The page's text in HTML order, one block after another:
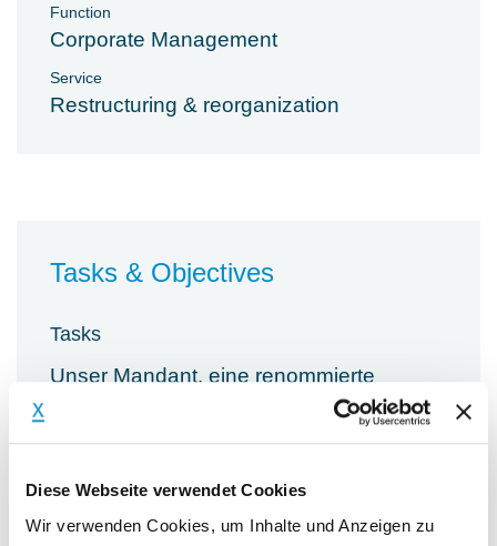
Diese Webseite verwendet Cookies
Wir verwenden Cookies, um Inhalte und Anzeigen zu
Function
Corporate Management
Service
Restructuring & reorganization
Tasks & Objectives
Tasks
Unser Mandant, eine renommierte
Beteiligungsgesellschaft, sucht einen
erfahrenen CRO (m/w/d), der ein
als auch produktionstechnisch
restrukturiert.